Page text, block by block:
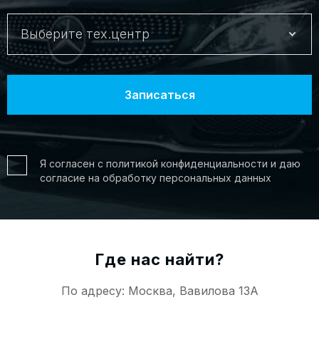
Выберите тех.центр
Я согласен с политикой конфиденциальности и даю
согласие на обработку персональных данных
Где нас найти?
По адресу: Москва, Вавилова 13А